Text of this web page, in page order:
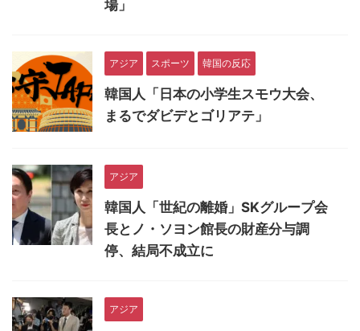
場」
アジア スポーツ 韓国の反応
韓国人「日本の小学生スモウ大会、
まるでダビデとゴリアテ」
アジア
韓国人「世紀の離婚」SKグループ会
長とノ・ソヨン館長の財産分与調
停、結局不成立に
アジア